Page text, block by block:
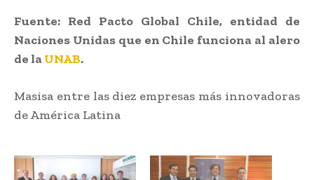
Fuente: Red Pacto Global Chile, entidad de
Naciones Unidas que en Chile funciona al alero
de laUNAB.
Masisa entre las diez empresas más innovadoras
de América Latina